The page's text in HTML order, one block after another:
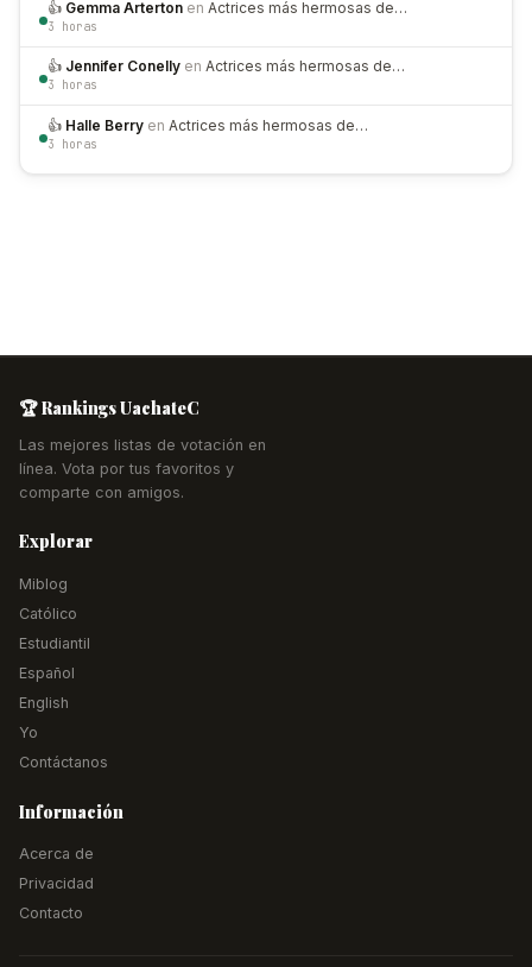
👍 Gemma Arterton en Actrices más hermosas de…
3 horas
👍 Jennifer Conelly en Actrices más hermosas de…
3 horas
👍 Halle Berry en Actrices más hermosas de…
3 horas
🏆 Rankings UachateC
Las mejores listas de votación en
línea. Vota por tus favoritos y
comparte con amigos.
Explorar
Miblog
Católico
Estudiantil
Español
English
Yo
Contáctanos
Información
Acerca de
Privacidad
Contacto